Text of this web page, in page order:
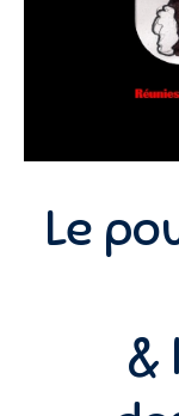
Le
&